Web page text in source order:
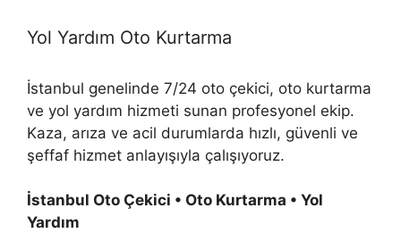
Yol Yardım Oto Kurtarma
İstanbul genelinde 7/24 oto çekici, oto kurtarma
ve yol yardım hizmeti sunan profesyonel ekip.
Kaza, arıza ve acil durumlarda hızlı, güvenli ve
şeffaf hizmet anlayışıyla çalışıyoruz.
İstanbul Oto Çekici • Oto Kurtarma • Yol
Yardım